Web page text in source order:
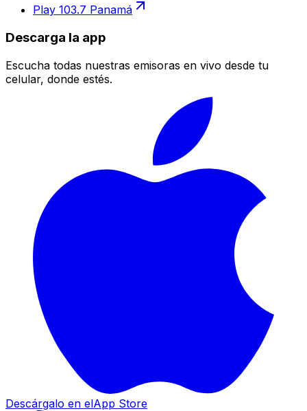
Play 103.7 Panamá
Descarga la app
Escucha todas nuestras emisoras en vivo desde tu
celular, donde estés.
Descárgalo en elApp Store